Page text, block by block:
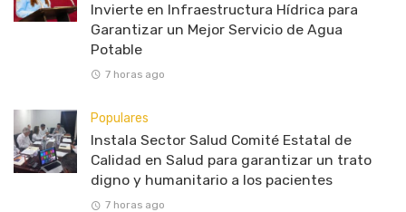
Invierte en Infraestructura Hídrica para
Garantizar un Mejor Servicio de Agua
Potable
7 horas ago
Populares
Instala Sector Salud Comité Estatal de
Calidad en Salud para garantizar un trato
digno y humanitario a los pacientes
7 horas ago